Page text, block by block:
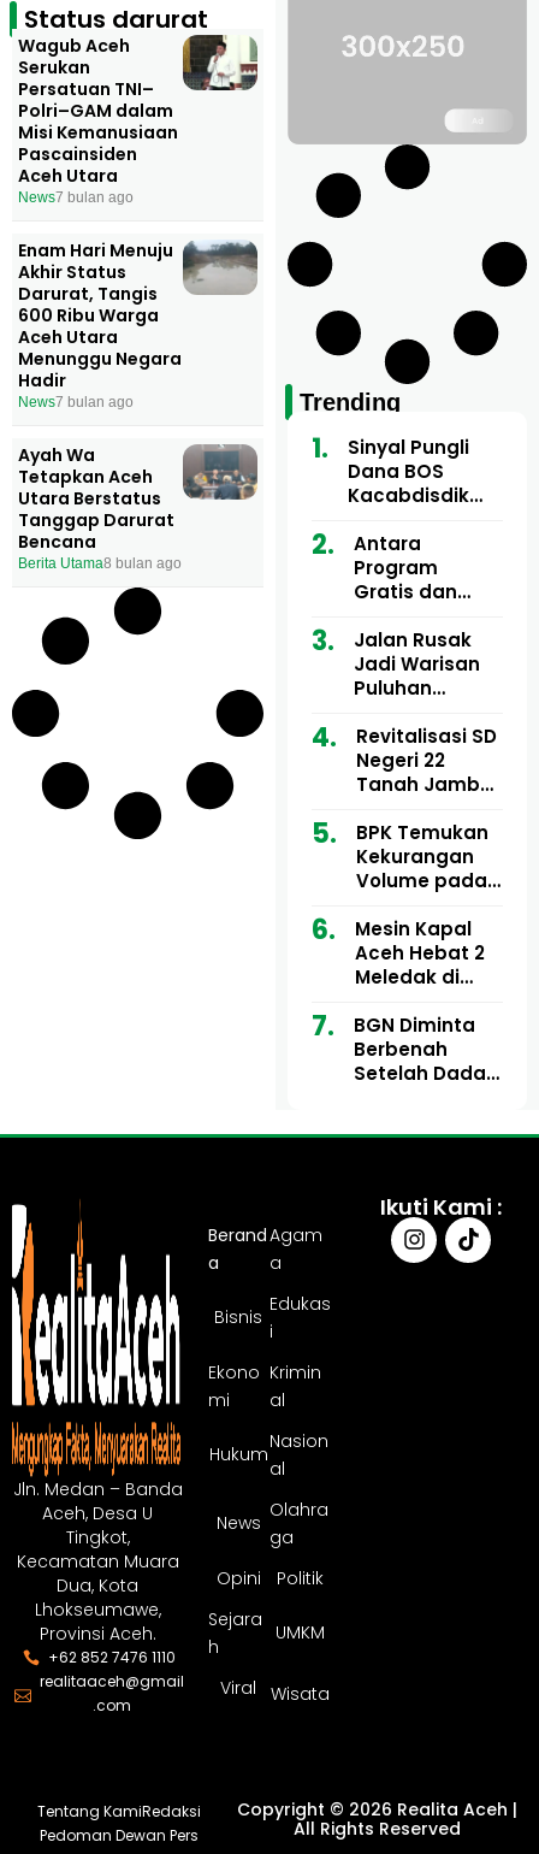
Status darurat
Wagub Aceh
Serukan
Persatuan TNI–
Polri–GAM dalam
Misi Kemanusiaan
Pascainsiden
Aceh Utara
News7 bulan ago
Enam Hari Menuju
Akhir Status
Darurat, Tangis
600 Ribu Warga
Aceh Utara
Menunggu Negara
Hadir
News7 bulan ago
Ayah Wa
Tetapkan Aceh
Utara Berstatus
Tanggap Darurat
Bencana
Berita Utama8 bulan ago
Trending
Sinyal Pungli
Dana BOS
Kacabdisdik
Mencuat, 84
Sekolah Wajib
Setor
Antara
Program
Gratis dan
Motor Imum
Gampong, Uji
Nyali APH
Bermain di
Balik Rp250
Ribu
Jalan Rusak
Jadi Warisan
Puluhan
dan Tgk
Muharuddin
Kini Didesak
Revitalisasi SD
Negeri 22
Tanah Jambo
Miliar Tuai
Sorotan, Publik
Pertanyakan
Anggaran
BPK Temukan
Kekurangan
Volume pada
Aceh Utara
Tahun 2024,
Pengembalian
Sepenuhnya
Tuntas
Mesin Kapal
Aceh Hebat 2
Meledak di
Ulee Lheue, 14
Orang Derita
Luka Bakar
BGN Diminta
Berbenah
Setelah Dadan
Jln. Medan – Banda
Aceh, Desa U
Tingkot,
Kecamatan Muara
Dua, Kota
Lhokseumawe,
Provinsi Aceh.
+62 852 7476 1110
realitaaceh@gmail
.com
Berand
a
Agam
a
Bisnis
Edukas
i
Ekono
mi
Krimin
al
Hukum
Nasion
al
News
Olahra
ga
Opini
Politik
Sejara
h
UMKM
Viral Wisata
Ikuti Kami :
Tentang KamiRedaksi
Pedoman Dewan Pers
Copyright © 2026 Realita Aceh |
All Rights Reserved